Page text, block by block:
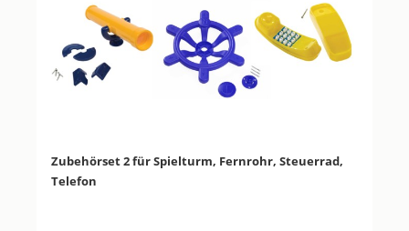
Zubehörset 2 für Spielturm, Fernrohr, Steuerrad,
Telefon